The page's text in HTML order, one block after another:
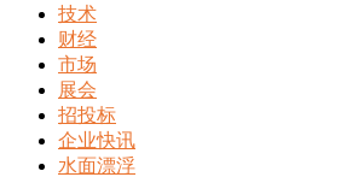
技术
财经
市场
展会
招投标
企业快讯
水面漂浮